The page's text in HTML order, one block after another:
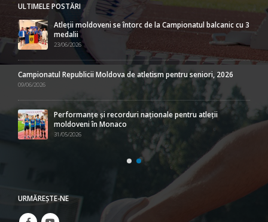
ULTIMELE POSTĂRI
Atleții moldoveni se întorc de la Campionatul balcanic cu 3
medalii
23/06/2026
Campionatul Republicii Moldova de atletism pentru seniori, 2026
09/06/2026
Performanțe și recorduri naționale pentru atleții
moldoveni în Monaco
31/05/2026
URMĂREŞTE-NE